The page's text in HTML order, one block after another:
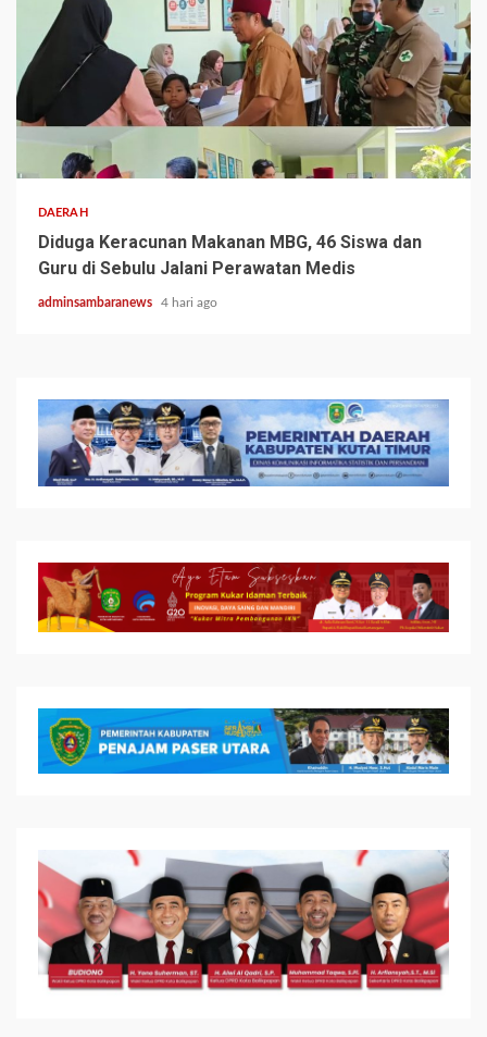
2 min read
DAERAH
Diduga Keracunan Makanan MBG, 46 Siswa dan
Guru di Sebulu Jalani Perawatan Medis
adminsambaranews 4 hari ago